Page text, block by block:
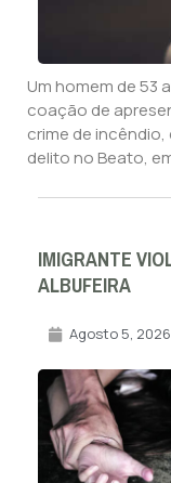
Um homem de 53
coação de
crime de
delito no Beato,
IMIGRANTE
ALBUFEIRA
Agosto 5, 2026